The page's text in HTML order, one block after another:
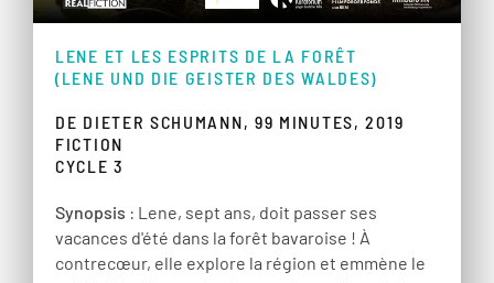
LENE ET LES ESPRITS DE LA FORÊT
(LENE UND DIE GEISTER DES WALDES)
DE DIETER SCHUMANN, 99 MINUTES, 2019
FICTION
CYCLE 3
Synopsis : Lene, sept ans, doit passer ses
vacances d'été dans la forêt bavaroise ! À
contrecœur, elle explore la région et emmène le